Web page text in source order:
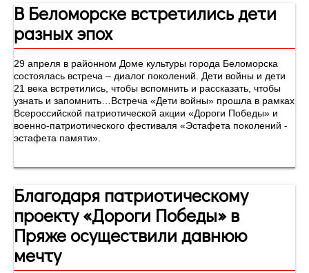
В Беломорске встретились дети
разных эпох
29 апреля в районном Доме культуры города Беломорска
состоялась встреча – диалог поколений. Дети войны и дети
21 века встретились, чтобы вспомнить и рассказать, чтобы
узнать и запомнить…Встреча «Дети войны» прошла в рамках
Всероссийской патриотической акции «Дороги Победы» и
военно-патриотического фестиваля «Эстафета поколений -
эстафета памяти».
Благодаря патриотическому
проекту «Дороги Победы» в
Пряже осуществили давнюю
мечту